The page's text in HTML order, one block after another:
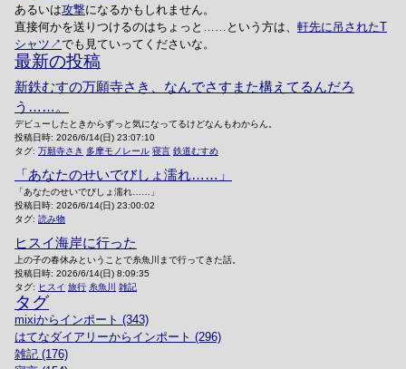
あるいは攻撃になるかもしれません。
直接何かを送りつけるのはちょっと……という方は、 軒先に吊されたT
シャツ
でも見ていってくださいな。
最新の投稿
新鉄むすの万願寺さき、なんでさすまた構えてるんだろ
う……。
デビューしたときからずっと気になってるけどなんもわからん。
投稿日時: 2026/6/14(日) 23:07:10
タグ: 万願寺さき 多摩モノレール 寝言 鉄道むすめ
「あなたのせいでびしょ濡れ……」
「あなたのせいでびしょ濡れ……」
投稿日時: 2026/6/14(日) 23:00:02
タグ: 読み物
ヒスイ海岸に行った
上の子の春休みということで糸魚川まで行ってきた話。
投稿日時: 2026/6/14(日) 8:09:35
タグ: ヒスイ 旅行 糸魚川 雑記
タグ
mixiからインポート (343)
はてなダイアリーからインポート (296)
雑記 (176)